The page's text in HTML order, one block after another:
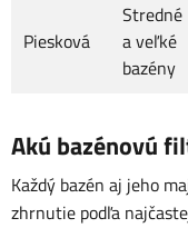
Piesková
Stredné
a veľké
bazény
Akú bazénovú
Každý bazén aj jeho
zhrnutie podľa